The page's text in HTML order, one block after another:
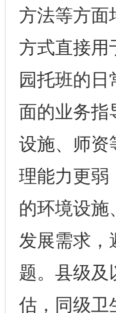
方法等方
方式直接用
园托班的
面的业务指
设施、师
理能力更弱
的环境设施
发展需求，
题。县级及
估，同级卫